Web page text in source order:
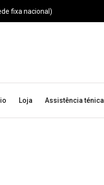
fixa nacional)
Loja Assistência ténica